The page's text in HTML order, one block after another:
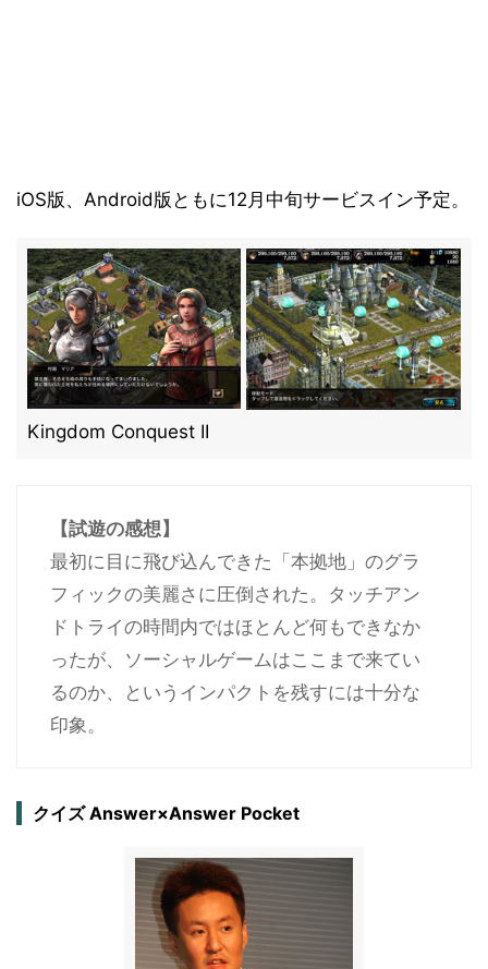
iOS版、Android版ともに12月中旬サービスイン予定。
Kingdom Conquest II
【試遊の感想】
最初に目に飛び込んできた「本拠地」のグラ
フィックの美麗さに圧倒された。タッチアン
ドトライの時間内ではほとんど何もできなか
ったが、ソーシャルゲームはここまで来てい
るのか、というインパクトを残すには十分な
印象。
クイズ Answer×Answer Pocket